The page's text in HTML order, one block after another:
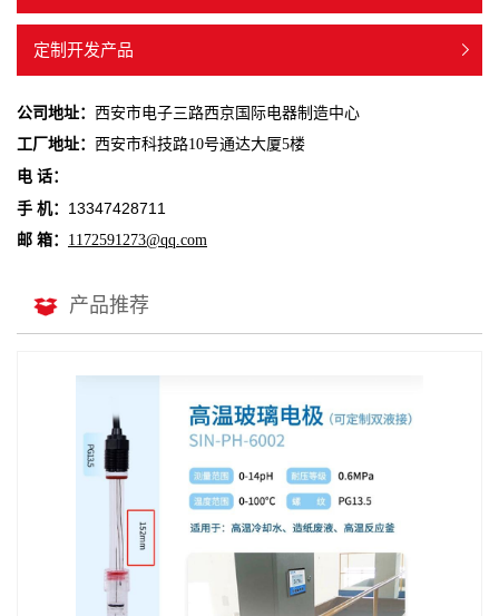
定制开发产品
公司地址： 西安市电子三路西京国际电器制造中心
工厂地址： 西安市科技路10号通达大厦5楼
电 话：
手 机： 13347428711
邮 箱： 1172591273@qq.com
产品推荐